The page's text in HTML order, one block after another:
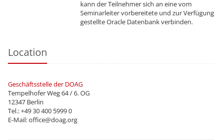
kann der Teilnehmer sich an eine vom
Seminarleiter vorbereitete und zur Verfügung
gestellte Oracle Datenbank verbinden.
Location
Geschäftsstelle der DOAG
Tempelhofer Weg 64 / 6. OG
12347 Berlin
Tel.: +49 30 400 5999 0
E-Mail: office@doag.org